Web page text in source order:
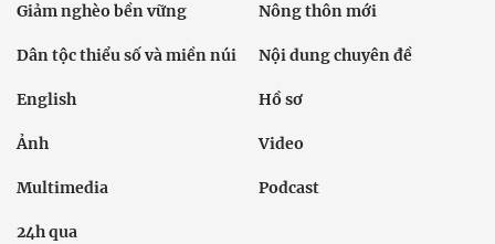
Giảm nghèo bền vững Nông thôn mới
Dân tộc thiểu số và miền núi Nội dung chuyên đề
English Hồ sơ
Ảnh Video
Multimedia Podcast
24h qua